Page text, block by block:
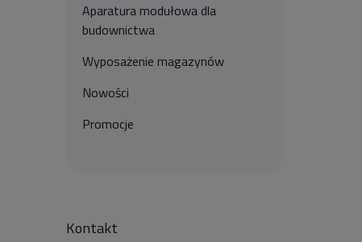
Aparatura modułowa dla
budownictwa
Wyposażenie magazynów
Nowości
Promocje
Kontakt